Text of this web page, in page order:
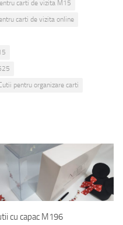
carti de vizita M15
carti de vizita online
pentru organizare carti
cu capac M196